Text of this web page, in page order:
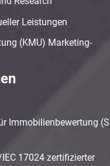
Leistungen
(KMU) Marketing-
Immobilienbewertung
17024 zertifizierter